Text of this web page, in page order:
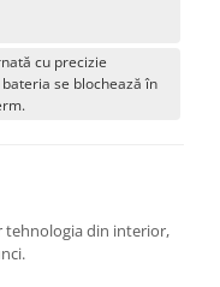
cu precizie
se blochează în
tehnologia din interior,